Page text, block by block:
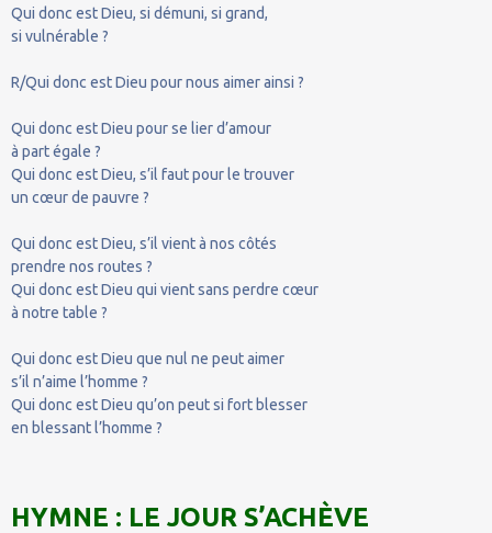
Qui donc est Dieu, si démuni, si grand,
si vulnérable ?
R/Qui donc est Dieu pour nous aimer ainsi ?
Qui donc est Dieu pour se lier d’amour
à part égale ?
Qui donc est Dieu, s’il faut pour le trouver
un cœur de pauvre ?
Qui donc est Dieu, s’il vient à nos côtés
prendre nos routes ?
Qui donc est Dieu qui vient sans perdre cœur
à notre table ?
Qui donc est Dieu que nul ne peut aimer
s’il n’aime l’homme ?
Qui donc est Dieu qu’on peut si fort blesser
en blessant l’homme ?
HYMNE : LE JOUR S’ACHÈVE